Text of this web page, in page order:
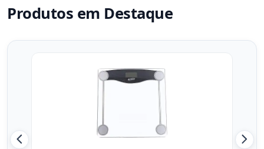
Produtos em Destaque